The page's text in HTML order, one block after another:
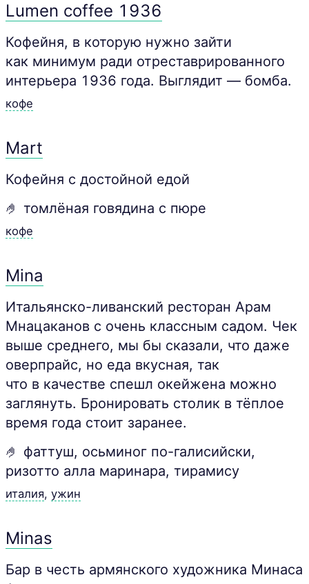
Lumen coffee 1936
Кофейня, в которую нужно зайти
как минимум ради отреставрированного
интерьера 1936 года. Выглядит — бомба.
кофе
Mart
Кофейня с достойной едой
🤌 томлёная говядина с пюре
кофе
Mina
Итальянско-ливанский ресторан Арам
Мнацаканов с очень классным садом. Чек
выше среднего, мы бы сказали, что даже
оверпрайс, но еда вкусная, так
что в качестве спешл окейжена можно
заглянуть. Бронировать столик в тёплое
время года стоит заранее.
🤌 фаттуш, осьминог по-галисийски,
ризотто алла маринара, тирамису
италия, ужин
Minas
Бар в честь армянского художника Минаса